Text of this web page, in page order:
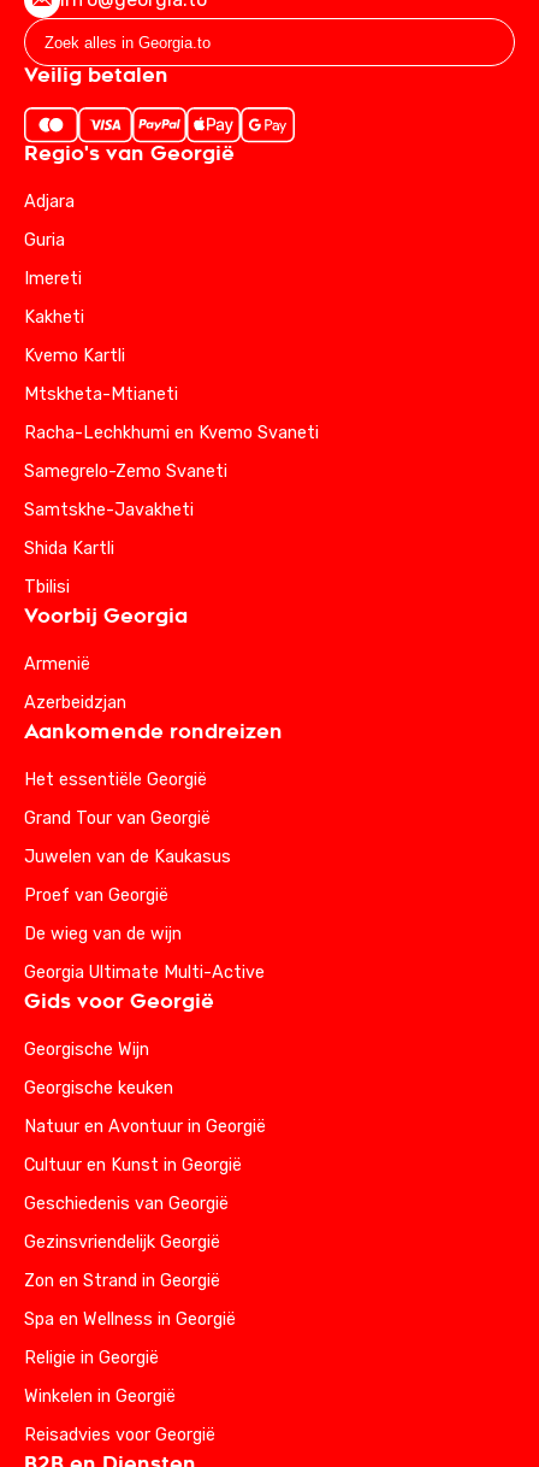
Veilig betalen
Regio's van Georgië
Adjara
Guria
Imereti
Kakheti
Kvemo Kartli
Mtskheta-Mtianeti
Racha-Lechkhumi en Kvemo Svaneti
Samegrelo-Zemo Svaneti
Samtskhe-Javakheti
Shida Kartli
Tbilisi
Voorbij Georgia
Armenië
Azerbeidzjan
Aankomende rondreizen
Het essentiële Georgië
Grand Tour van Georgië
Juwelen van de Kaukasus
Proef van Georgië
De wieg van de wijn
Georgia Ultimate Multi-Active
Gids voor Georgië
Georgische Wijn
Georgische keuken
Natuur en Avontuur in Georgië
Cultuur en Kunst in Georgië
Geschiedenis van Georgië
Gezinsvriendelijk Georgië
Zon en Strand in Georgië
Spa en Wellness in Georgië
Religie in Georgië
Winkelen in Georgië
Reisadvies voor Georgië